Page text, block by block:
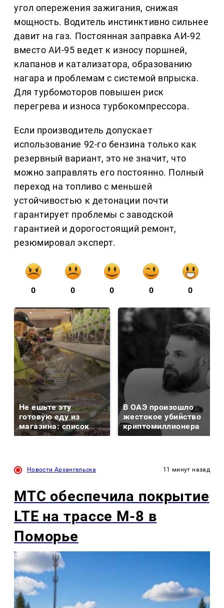
угол опережения зажигания, снижая
мощность. Водитель инстинктивно сильнее
давит на газ. Постоянная заправка АИ-92
вместо АИ-95 ведет к износу поршней,
клапанов и катализатора, образованию
нагара и проблемам с системой впрыска.
Для турбомоторов повышен риск
перегрева и износа турбокомпрессора.
Если производитель допускает
использование 92-го бензина только как
резервный вариант, это не значит, что
можно заправлять его постоянно. Полный
переход на топливо с меньшей
устойчивостью к детонации почти
гарантирует проблемы с заводской
гарантией и дорогостоящий ремонт,
резюмировал эксперт.
0 0 0 0 0
Не ешьте эту
готовую еду из
магазина: список
В ОАЭ произошло
жестокое убийство
криптомиллионера
Новости Архангельска 11 минут назад
МТС обеспечила покрытие
LTE на трассе М-8 в
Поморье